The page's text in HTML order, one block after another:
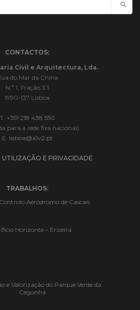
CONTACTOS:
Civil e Arquitectura, Lda.
do Mar da China
N.º 1, Fração 3.1
1990-137 Lisboa
T. +351 218 438 550
para a rede fixa nacional)
E. lisboa@a1v2.pt
UTILIZAÇÃO E PRIVACIDADE
TRABALHOS:
Aeródromo de Cascais
Horizonte – Ericeira
e Valorização do Parque Verde da
Cegonha